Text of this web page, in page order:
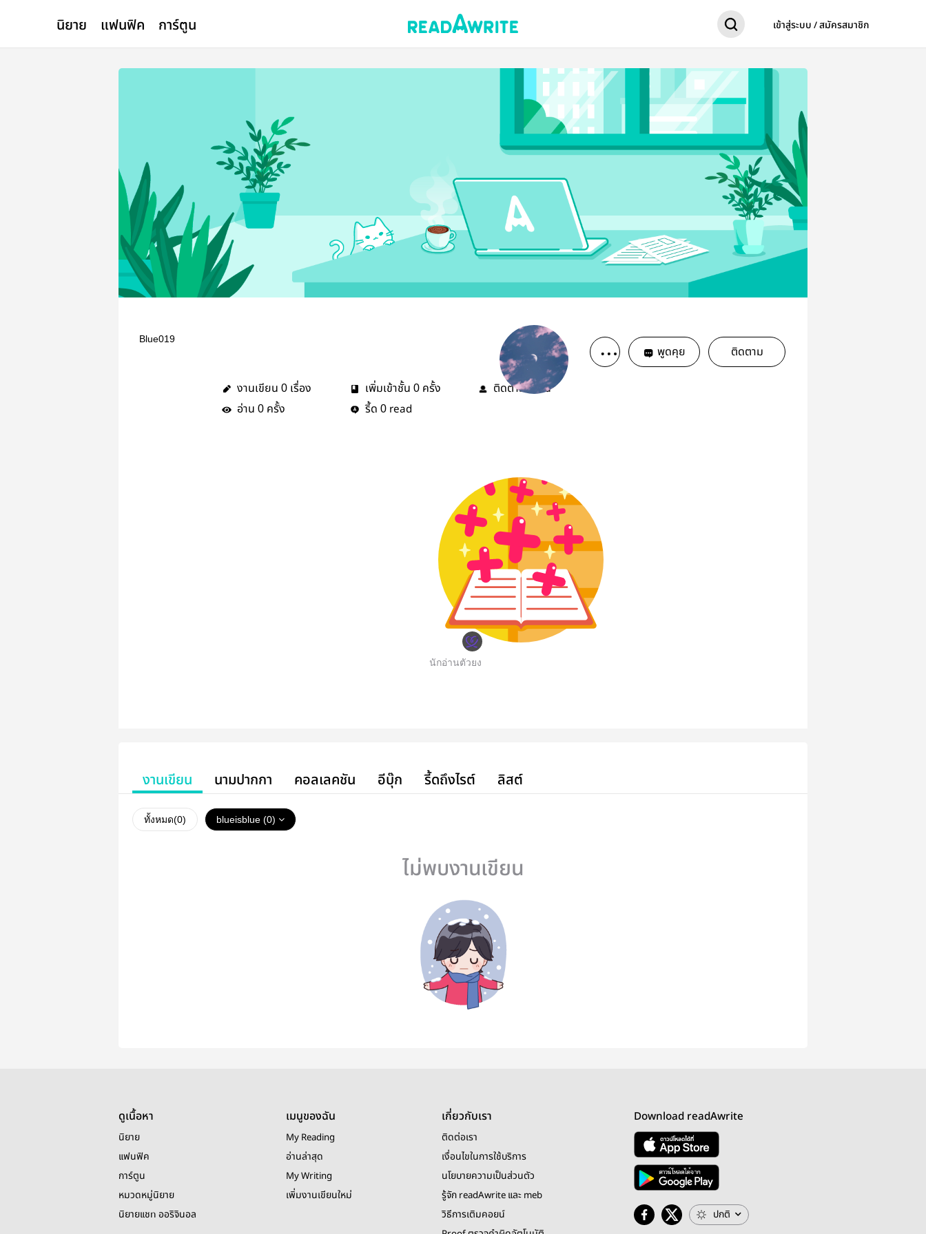
นิยาย แฟนฟิค การ์ตูน เข้าสู่ระบบ / สมัครสมาชิก
Blue019
พูดคุย ติดตาม
งานเขียน 0 เรื่อง เพิ่มเข้าชั้น 0 ครั้ง ติดตาม0คน
อ่าน 0 ครั้ง รี้ด 0 read
นักอ่านตัวยง
งานเขียน นามปากกา คอลเลคชัน อีบุ๊ก รี้ดถึงไรต์ ลิสต์
ทั้งหมด(0) blueisblue (0)
ไม่พบงานเขียน
ดูเนื้อหา
นิยาย
แฟนฟิค
การ์ตูน
หมวดหมู่นิยาย
นิยายแชท ออริจินอล
เมนูของฉัน
My Reading
อ่านล่าสุด
My Writing
เพิ่มงานเขียนใหม่
เกี่ยวกับเรา
ติดต่อเรา
เงื่อนไขในการใช้บริการ
นโยบายความเป็นส่วนตัว
รู้จัก readAwrite และ meb
วิธีการเติมคอยน์
Download readAwrite
ปกติ